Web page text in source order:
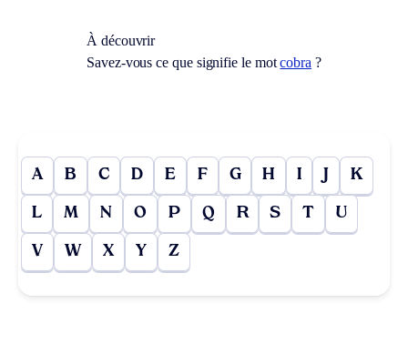
À découvrir
Savez-vous ce que signifie le motcobra ?
A B C D E F G H I J K
L M N O P Q R S T U
V W X Y Z